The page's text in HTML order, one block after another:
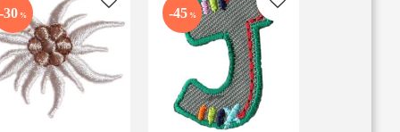
30 % Lägg till i favoriter
45 % Lägg till i favoriter